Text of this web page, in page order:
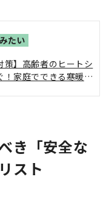
策】高齢者のヒートシ
！家庭でできる寒暖差
特に、ヒートショック
整脈、重篤な場合には
卒中を引き起こす可能
に関わる危険ありま
き「安全な
スト